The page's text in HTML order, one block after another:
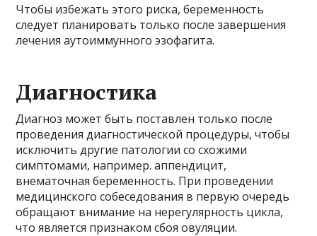
Чтобы избежать этого риска, беременность
следует планировать только после завершения
лечения аутоиммунного эзофагита.
Диагностика
Диагноз может быть поставлен только после
проведения диагностической процедуры, чтобы
исключить другие патологии со схожими
симптомами, например. аппендицит,
внематочная беременность. При проведении
медицинского собеседования в первую очередь
обращают внимание на нерегулярность цикла,
что является признаком сбоя овуляции.